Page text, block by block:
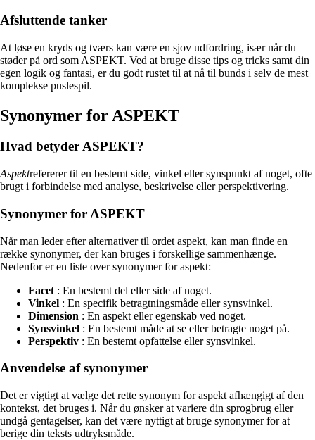
Afsluttende tanker
At løse en kryds og tværs kan være en sjov udfordring, især når du
støder på ord som ASPEKT. Ved at bruge disse tips og tricks samt din
egen logik og fantasi, er du godt rustet til at nå til bunds i selv de mest
komplekse puslespil.
Synonymer for ASPEKT
Hvad betyder ASPEKT?
Aspektrefererer til en bestemt side, vinkel eller synspunkt af noget, ofte
brugt i forbindelse med analyse, beskrivelse eller perspektivering.
Synonymer for ASPEKT
Når man leder efter alternativer til ordet aspekt, kan man finde en
række synonymer, der kan bruges i forskellige sammenhænge.
Nedenfor er en liste over synonymer for aspekt:
Facet : En bestemt del eller side af noget.
Vinkel : En specifik betragtningsmåde eller synsvinkel.
Dimension : En aspekt eller egenskab ved noget.
Synsvinkel : En bestemt måde at se eller betragte noget på.
Perspektiv : En bestemt opfattelse eller synsvinkel.
Anvendelse af synonymer
Det er vigtigt at vælge det rette synonym for aspekt afhængigt af den
kontekst, det bruges i. Når du ønsker at variere din sprogbrug eller
undgå gentagelser, kan det være nyttigt at bruge synonymer for at
berige din teksts udtryksmåde.